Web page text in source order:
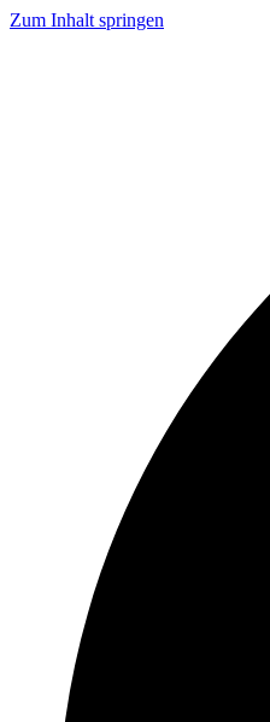
Zum Inhalt springen